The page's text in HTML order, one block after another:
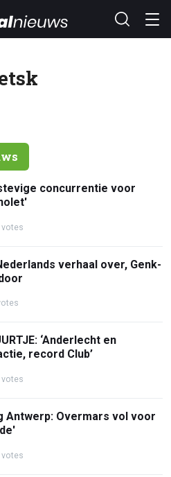
concurrentie voor
votes
verhaal over, Genk-
‘Anderlecht en
record Club’
votes
Antwerp: Overmars vol voor
votes